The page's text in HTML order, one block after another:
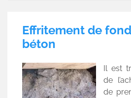
Effritement de
béton
Il est
de
de